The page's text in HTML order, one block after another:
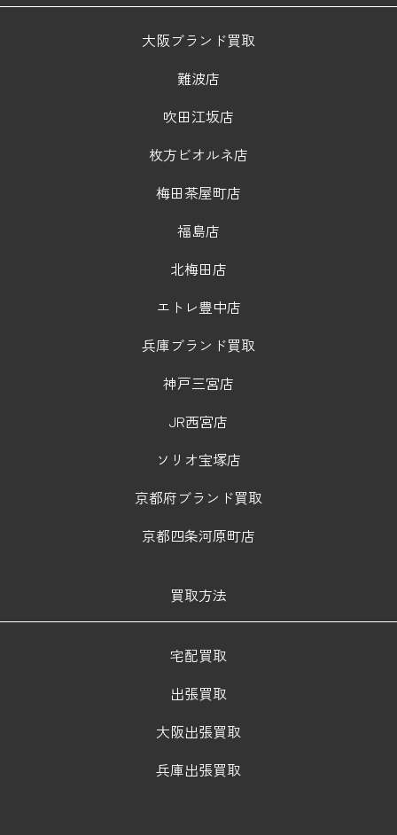
大阪ブランド買取
難波店
吹田江坂店
枚方ビオルネ店
梅田茶屋町店
福島店
北梅田店
エトレ豊中店
兵庫ブランド買取
神戸三宮店
JR西宮店
ソリオ宝塚店
京都府ブランド買取
京都四条河原町店
買取方法
宅配買取
出張買取
大阪出張買取
兵庫出張買取